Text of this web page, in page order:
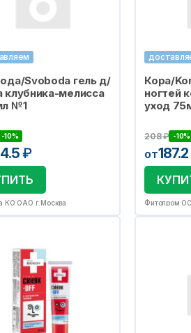
Svoboda гель д/
клубника-мелисса
№1
-10%
₽
КО ОАО г.Москва
Кора/
ногтей
уход
208₽ -10%
от187.2
Фитопром